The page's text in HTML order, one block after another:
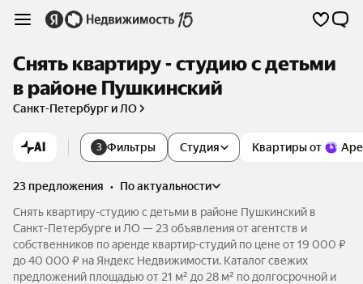
Снять квартиру - студию с детьми
в районе Пушкинский
Санкт-Петербург и ЛО
AI 3 Фильтры Квартиры от
Студия
23 предложения •
по актуальности
Снять квартиру-студию с детьми в районе Пушкинский в
Санкт-Петербурге и ЛО — 23 объявления от агентств и
собственников по аренде квартир-студий по цене от 19 000 ₽
до 40 000 ₽ на Яндекс Недвижимости. Каталог свежих
предложений площадью от 21 м² до 28 м² по долгосрочной и